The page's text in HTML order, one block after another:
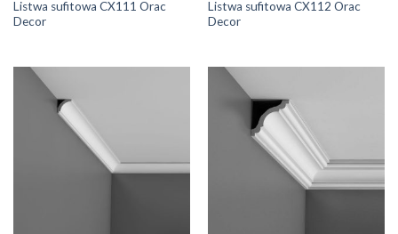
Listwa sufitowa CX111 Orac
Decor
Listwa sufitowa CX112 Orac
Decor